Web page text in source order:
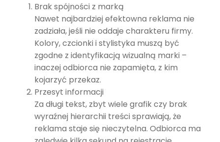
Brak spójności z marką
Nawet najbardziej efektowna reklama nie
zadziała, jeśli nie oddaje charakteru firmy.
Kolory, czcionki i stylistyka muszą być
zgodne z identyfikacją wizualną marki –
inaczej odbiorca nie zapamięta, z kim
kojarzyć przekaz.
Przesyt informacji
Za długi tekst, zbyt wiele grafik czy brak
wyraźnej hierarchii treści sprawiają, że
reklama staje się nieczytelna. Odbiorca ma